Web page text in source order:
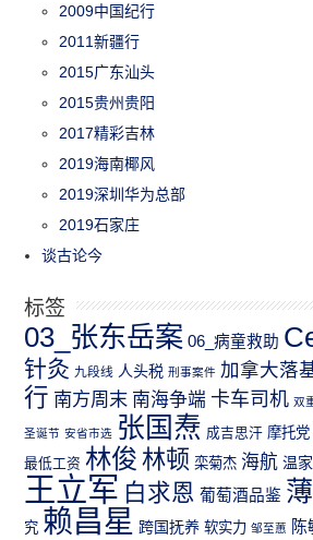
2009中国纪行
2011新疆行
2015广东汕头
2015贵州贵阳
2017精彩吉林
2019海南椰风
2019深圳华为总部
2019石家庄
谈古论今
标签
03_张东岳案 06_病童救助
针灸 九段线 人头税 刑事案件 加拿大落
行 南方周末 南海争端 卡车司机 双
圣诞节 安省市选 张国焘 成吉思汗 摩托党
最低工资 林俊 林顿 栾菊杰 海航 温
王立军 白求恩 葡萄酒品鉴
究 赖昌星 跨国抚养 软实力 邹至蕙 陈